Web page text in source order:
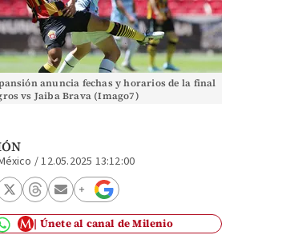
anuncia fechas y horarios de la final
vs Jaiba Brava (Imago7)
/12.05.2025 13:12:00
Únete al canal de Milenio